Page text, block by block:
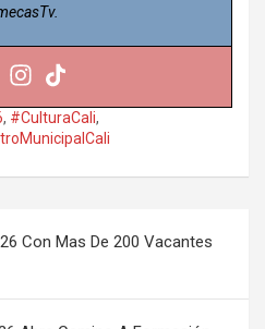
, #CulturaCali,
Con Mas De 200 Vacantes